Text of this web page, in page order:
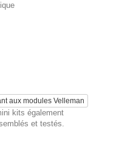
aux modules Velleman
kits également
et testés.